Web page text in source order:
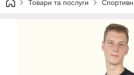
Товари та послуги